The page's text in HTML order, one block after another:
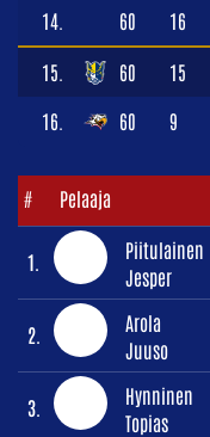
14. 60 16
15. 60 15
16. 60 9
# Pelaaja
1.
Piitulainen
Jesper
2.
Arola
Juuso
3.
Hynninen
Topias